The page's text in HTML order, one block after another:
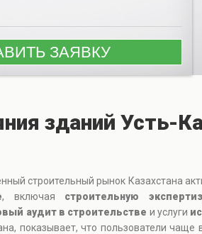
зданий Усть-
строительный рынок Казахстана
, включая строительную
аудит в строительстве и услуги
показывает, что пользователи чаще